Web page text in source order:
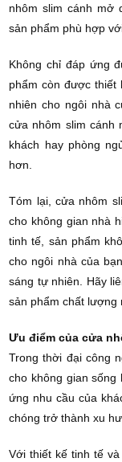
nhôm slim cánh mở
sản phẩm phù hợp
Không chỉ đáp ứng
phẩm còn được
nhiên cho ngôi nhà
cửa nhôm slim cánh
khách hay phòng
hơn.
Tóm lại, cửa nhôm
cho không gian nhà
tinh tế, sản phẩm
cho ngôi nhà của
sáng tự nhiên. Hãy
sản phẩm chất lượng
Ưu điểm của cửa
Trong thời đại công
cho không gian sống
ứng nhu cầu của
chóng trở thành xu
Với thiết kế tinh tế